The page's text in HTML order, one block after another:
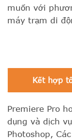
muốn với
máy trạm di
Kết hợp
Premiere Pro
dụng và dịch
Photoshop,